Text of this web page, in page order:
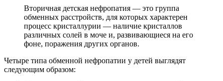
Вторичная детская нефропатия — это группа
обменных расстройств, для которых характерен
процесс кристаллурии — наличие кристаллов
различных солей в моче и, развивающиеся на его
фоне, поражения других органов.
Четыре типа обменной нефропатии у детей выглядят
следующим образом: